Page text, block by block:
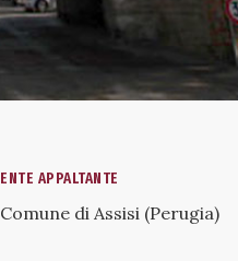
ENTE APPALTANTE
Comune di Assisi (Perugia)